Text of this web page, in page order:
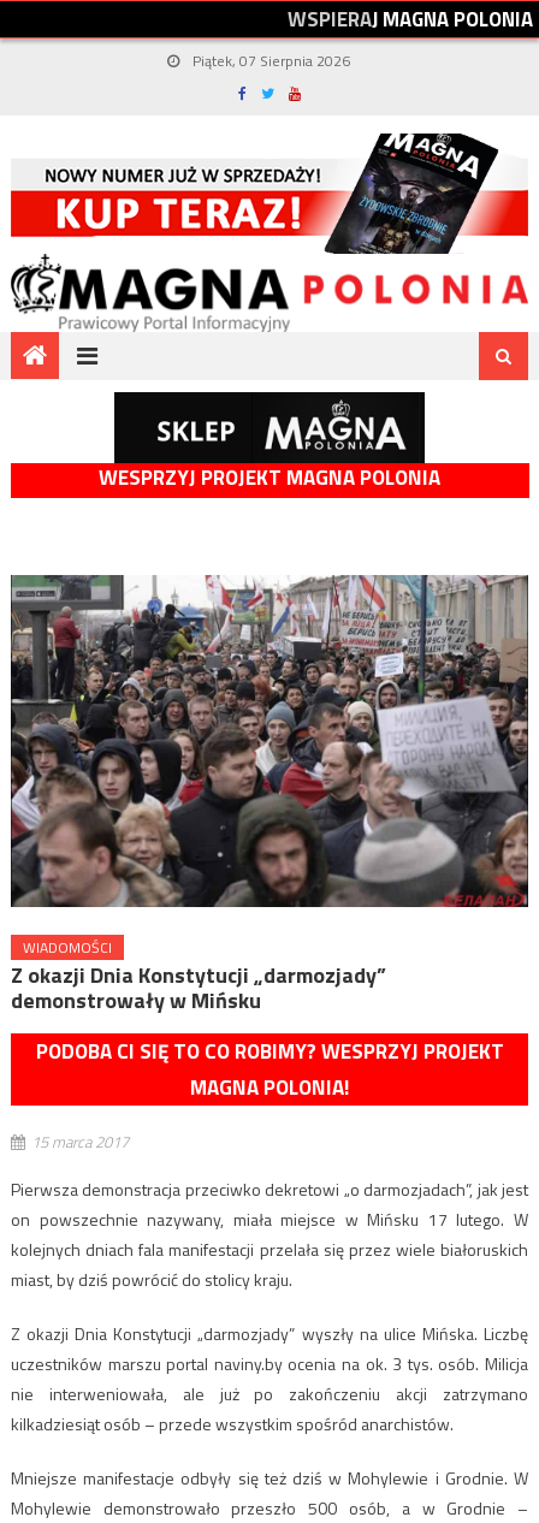
WSPIERAJMAGNAPOLONIA
Piątek, 07 Sierpnia 2026
WESPRZYJ PROJEKT MAGNA POLONIA
WIADOMOŚCI
Z okazji Dnia Konstytucji „darmozjady”
demonstrowały w Mińsku
PODOBA CI SIĘ TO CO ROBIMY? WESPRZYJ PROJEKT
MAGNA POLONIA!
15 marca 2017
Pierwsza demonstracja przeciwko dekretowi „o darmozjadach”, jak jest
on powszechnie nazywany, miała miejsce w Mińsku 17 lutego. W
kolejnych dniach fala manifestacji przelała się przez wiele białoruskich
miast, by dziś powrócić do stolicy kraju.
Z okazji Dnia Konstytucji „darmozjady” wyszły na ulice Mińska. Liczbę
uczestników marszu portal naviny.by ocenia na ok. 3 tys. osób. Milicja
nie interweniowała, ale już po zakończeniu akcji zatrzymano
kilkadziesiąt osób – przede wszystkim spośród anarchistów.
Mniejsze manifestacje odbyły się też dziś w Mohylewie i Grodnie. W
Mohylewie demonstrowało przeszło 500 osób, a w Grodnie –